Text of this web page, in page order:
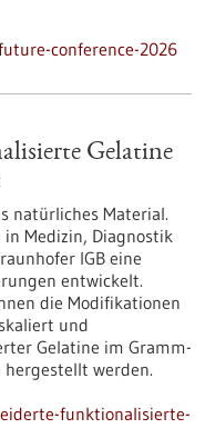
conference-2026
Gelatine
natürliches Material.
Medizin, Diagnostik
IGB eine
entwickelt.
die Modifikationen
und
Gelatine im Gramm-
werden.
funktionalisierte-